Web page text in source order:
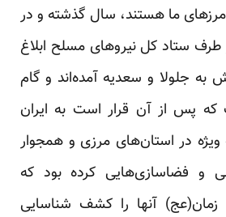
ما هستند، سال گذشته و در
طرف ستاد کل نیروهای مسلح ابلاغ
به جلولا و سعدیه آمده‌اند و گام
پس از آن قرار است به ایران
ویژه در استان‌های مرزی و همجوار
و فضاسازی‌هایی کرده بود که
زمان(عج) آنها را کشف شناسایی